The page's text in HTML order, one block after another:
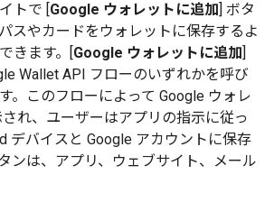
トで [Google ウォレットに追加] ボタ
スやカードをウォレットに保存するよ
きます。[Google ウォレットに追加]
Wallet API フローのいずれかを呼び
。このフローによって Google ウォレ
れ、ユーザーはアプリの指示に従っ
デバイスと Google アカウントに保存
ンは、アプリ、ウェブサイト、メール